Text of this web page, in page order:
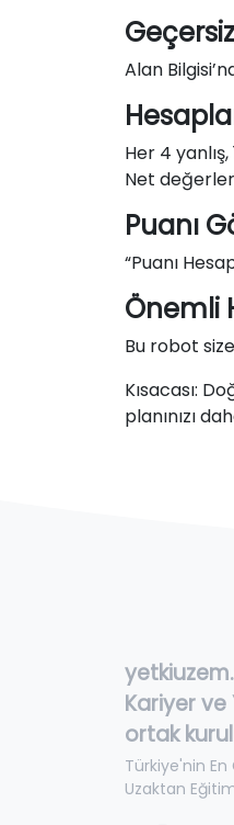
Alan
Her 4
Net
Puanı
“Puanı
Önemli
Bu robot
Kısacası:
planınızı
Kariyer ve
ortak
Türkiye'nin En
Uzaktan